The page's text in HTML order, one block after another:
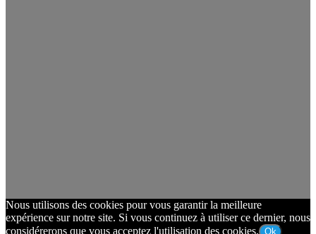
Nous utilisons des cookies pour vous garantir la meilleure
expérience sur notre site. Si vous continuez à utiliser ce dernier, nous
considérerons que vous acceptez l'utilisation des cookies. Ok